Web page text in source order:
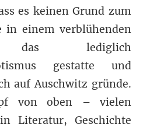
es keinen Grund zum
in einem verblühenden
das lediglich
gestatte und
auf Auschwitz gründe.
von oben – vielen
Literatur, Geschichte